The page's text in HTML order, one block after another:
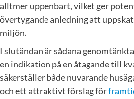
alltmer uppenbart, vilket ger
övertygande anledning att
miljön.
I slutändan är sådana
en indikation på en åtagande till
säkerställer både nuvarande
och ett attraktivt förslag för